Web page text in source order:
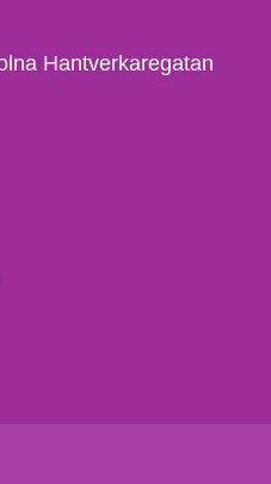
Hantverkaregatan